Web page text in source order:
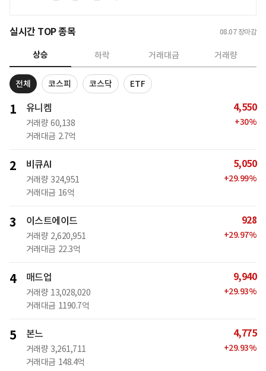
실시간 TOP 종목 08.07 장마감
상승 하락 거래대금 거래량
전체 코스피 코스닥 ETF
1 유니켐
거래량 60,138
거래대금 2.7억
4,550
+30%
2 비큐AI
거래량 324,951
거래대금 16억
5,050
+29.99%
3 이스트에이드
거래량 2,620,951
거래대금 22.3억
928
+29.97%
4 매드업
거래량 13,028,020
거래대금 1190.7억
9,940
+29.93%
5 본느
거래량 3,261,711
거래대금 148.4억
4,775
+29.93%